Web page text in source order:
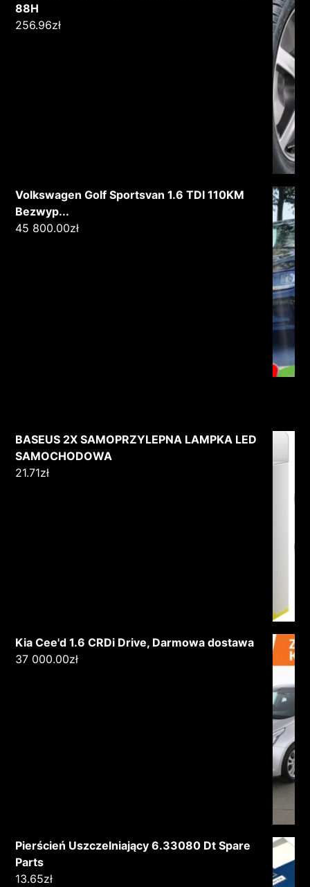
88H
256.96zł
Volkswagen Golf Sportsvan 1.6 TDI 110KM
Bezwyp...
45 800.00zł
BASEUS 2X SAMOPRZYLEPNA LAMPKA LED
SAMOCHODOWA
21.71zł
Kia Cee'd 1.6 CRDi Drive, Darmowa dostawa
37 000.00zł
Pierścień Uszczelniający 6.33080 Dt Spare
Parts
13.65zł